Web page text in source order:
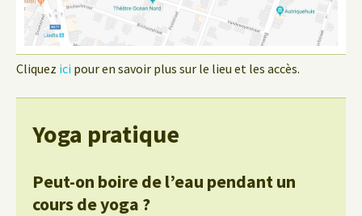
Cliquez ici pour en savoir plus sur le lieu et les accès.
Yoga pratique
Peut-on boire de l’eau pendant un
cours de yoga ?